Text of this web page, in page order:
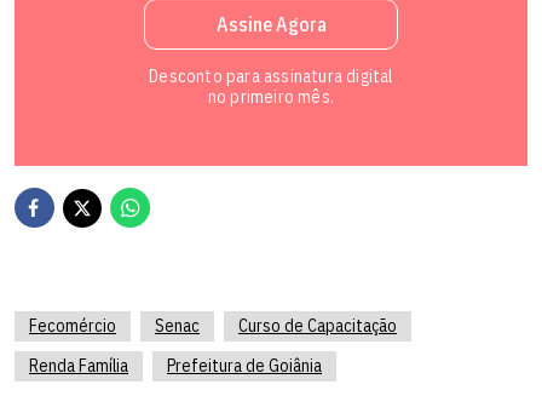
Assine Agora
Desconto para assinatura digital
no primeiro mês.
Fecomércio Senac
Curso de Capacitação
Renda Família
Prefeitura de Goiânia